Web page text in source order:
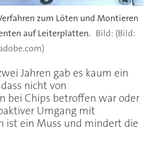
zum Löten und Montieren
auf Leiterplatten.
(Bild:
Jahren gab es kaum ein
nicht von
bei Chips betroffen war oder
Umgang mit
ist ein Muss und mindert die